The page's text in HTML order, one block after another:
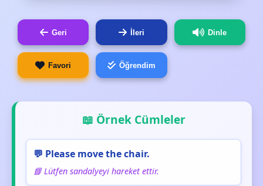
Geri İleri Dinle
Favori Öğrendim
📖 Örnek Cümleler
💬 Please move the chair.
📘 Lütfen sandalyeyi hareket ettir.